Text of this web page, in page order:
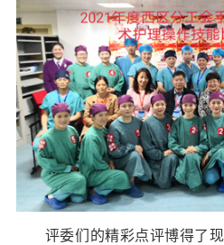
评委们的精彩点评博得了